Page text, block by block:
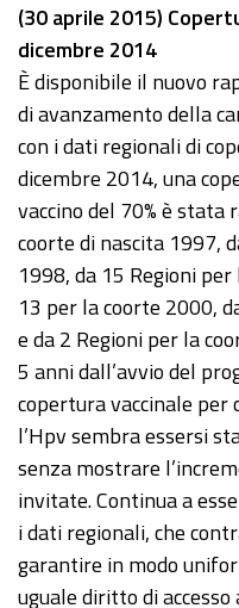
(30 aprile 2015)
dicembre 2014
È disponibile il nuovo
di avanzamento della
con i dati regionali di
dicembre 2014, una
vaccino del 70% è stata
coorte di nascita 1997,
1998, da 15 Regioni
13 per la coorte 2000,
e da 2 Regioni per la
5 anni dall’avvio del
copertura vaccinale per
l’Hpv sembra essersi
senza mostrare
invitate. Continua a
i dati regionali, che
garantire in modo
uguale diritto di